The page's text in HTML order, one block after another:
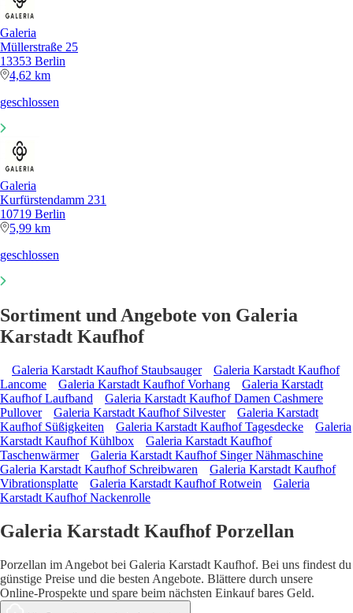
Galeria
Müllerstraße 25
13353 Berlin
4,62 km
geschlossen
Galeria
Kurfürstendamm 231
10719 Berlin
5,99 km
geschlossen
Sortiment und Angebote von Galeria
Karstadt Kaufhof
Galeria Karstadt Kaufhof Staubsauger
Galeria Karstadt Kaufhof
Lancome
Galeria Karstadt Kaufhof Vorhang
Galeria Karstadt
Kaufhof Laufband
Galeria Karstadt Kaufhof Damen Cashmere
Pullover
Galeria Karstadt Kaufhof Silvester
Galeria Karstadt
Kaufhof Süßigkeiten
Galeria Karstadt Kaufhof Tagesdecke
Galeria
Karstadt Kaufhof Kühlbox
Galeria Karstadt Kaufhof
Taschenwärmer
Galeria Karstadt Kaufhof Singer Nähmaschine
Galeria Karstadt Kaufhof Schreibwaren
Galeria Karstadt Kaufhof
Vibrationsplatte
Galeria Karstadt Kaufhof Rotwein
Galeria
Karstadt Kaufhof Nackenrolle
Galeria Karstadt Kaufhof Porzellan
Porzellan im Angebot bei Galeria Karstadt Kaufhof. Bei uns findest du
günstige Preise und die besten Angebote. Blättere durch unsere
Online-Prospekte und spare beim nächsten Einkauf bares Geld.